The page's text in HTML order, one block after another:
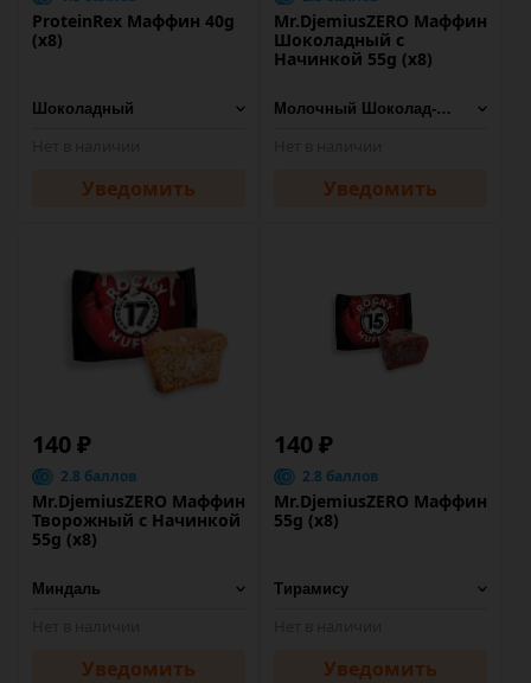
ProteinRex Маффин 40g
(х8)
Уведомить
Mr.DjemiusZERO Маффин
Шоколадный с
Начинкой 55g (х8)
Уведомить
140 ₽
2.8 баллов
Mr.DjemiusZERO Маффин
Творожный с Начинкой
55g (х8)
Уведомить
140 ₽
2.8 баллов
Mr.DjemiusZERO Маффин
55g (х8)
Уведомить